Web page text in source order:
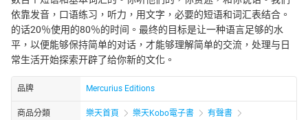
依靠发音，口语练习，听力，用文字，必要的短语和词汇表结合。
的话20％使用的80％的时间。最终的目标是让一种语言足够的水
平，以便能够保持简单的对话，才能够理解简单的交流，处理与日
常生活开始探索开辟了给你新的文化。
品牌 Mercurius Editions
商品分類 樂天首頁 樂天Kobo電子書
有聲書